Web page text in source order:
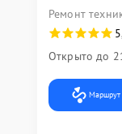
Ремонт
Открыто до
Маршрут